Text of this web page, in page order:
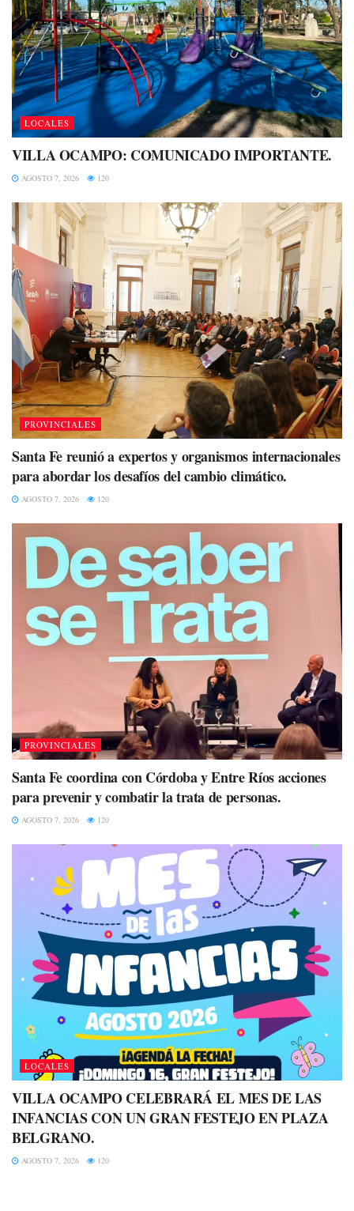
LOCALES
VILLA OCAMPO: COMUNICADO IMPORTANTE.
AGOSTO 7, 2026 120
PROVINCIALES
Santa Fe reunió a expertos y organismos internacionales
para abordar los desafíos del cambio climático.
AGOSTO 7, 2026 120
PROVINCIALES
Santa Fe coordina con Córdoba y Entre Ríos acciones
para prevenir y combatir la trata de personas.
AGOSTO 7, 2026 120
LOCALES
VILLA OCAMPO CELEBRARÁ EL MES DE LAS
INFANCIAS CON UN GRAN FESTEJO EN PLAZA
BELGRANO.
AGOSTO 7, 2026 120